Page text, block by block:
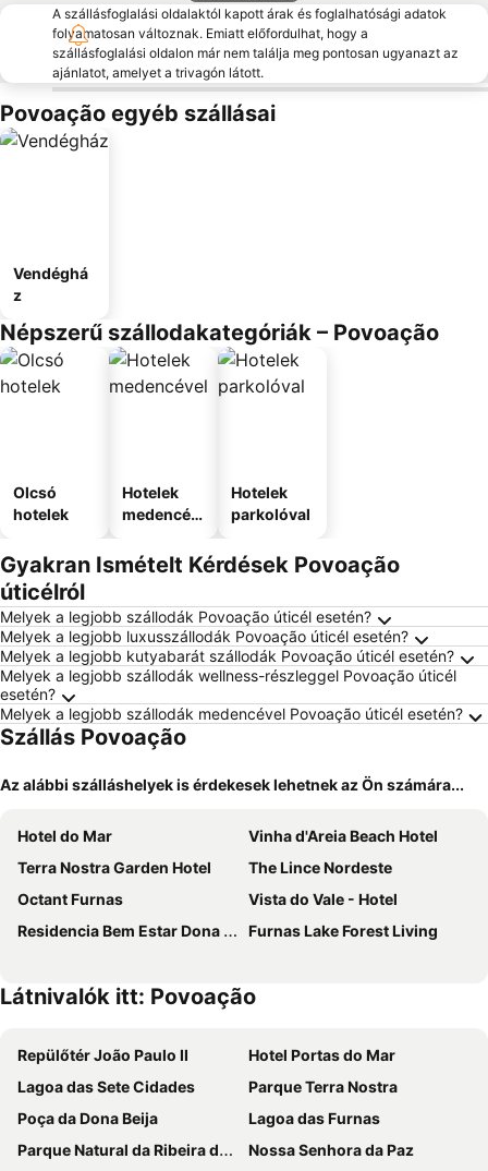
A szállásfoglalási oldalaktól kapott árak és foglalhatósági adatok
folyamatosan változnak. Emiatt előfordulhat, hogy a
szállásfoglalási oldalon már nem találja meg pontosan ugyanazt az
ajánlatot, amelyet a trivagón látott.
Povoação egyéb szállásai
Vendéghá
z
Népszerű szállodakategóriák – Povoação
Olcsó
hotelek
Hotelek
medencév
Hotelek
parkolóval
Gyakran Ismételt Kérdések Povoação
úticélról
Melyek a legjobb szállodák Povoação úticél esetén?
Melyek a legjobb luxusszállodák Povoação úticél esetén?
Melyek a legjobb kutyabarát szállodák Povoação úticél esetén?
Melyek a legjobb szállodák wellness-részleggel Povoação úticél
esetén?
Melyek a legjobb szállodák medencével Povoação úticél esetén?
Szállás Povoação
Az alábbi szálláshelyek is érdekesek lehetnek az Ön számára...
Hotel do Mar
Vinha d'Areia Beach Hotel
Terra Nostra Garden Hotel
The Lince Nordeste
Octant Furnas
Vista do Vale - Hotel
Residencia Bem Estar Dona Adelina
Furnas Lake Forest Living
Látnivalók itt: Povoação
Repülőtér João Paulo II
Hotel Portas do Mar
Lagoa das Sete Cidades
Parque Terra Nostra
Poça da Dona Beija
Lagoa das Furnas
Parque Natural da Ribeira dos Caldeirões
Nossa Senhora da Paz